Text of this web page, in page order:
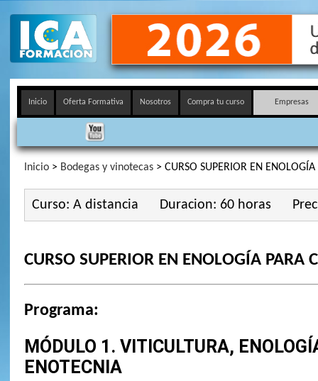
Inicio Oferta Formativa Nosotros Compra tu curso Empresas
Inicio> Bodegas y vinotecas> CURSO SUPERIOR EN ENOLOGÍA
Curso: A distancia Duracion: 60 horas
CURSO SUPERIOR EN ENOLOGÍA PARA
Programa:
MÓDULO 1. VITICULTURA,
ENOTECNIA